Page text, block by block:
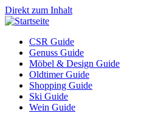
Direkt zum Inhalt
CSR Guide
Genuss Guide
Möbel & Design Guide
Oldtimer Guide
Shopping Guide
Ski Guide
Wein Guide